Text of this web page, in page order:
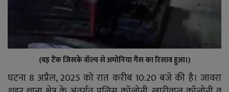
(वह टैंक जिसके वॉल्व से अमोनिया गैस का रिसाव हुआ।)
घटना 8 अप्रैल, 2025 को रात करीब 10:20 बजे की है। जावरा